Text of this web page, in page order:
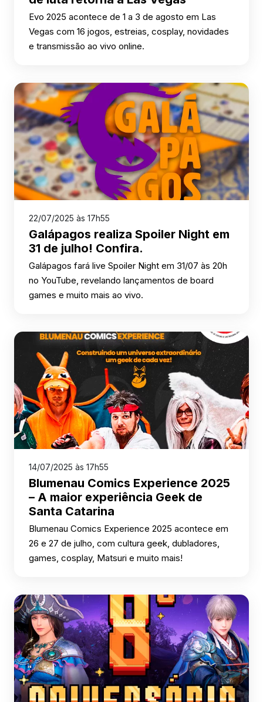
Evo 2025 acontece de 1 a 3 de agosto em Las
Vegas com 16 jogos, estreias, cosplay, novidades
e transmissão ao vivo online.
22/07/2025 às 17h55
Galápagos realiza Spoiler Night em
31 de julho! Confira.
Galápagos fará live Spoiler Night em 31/07 às 20h
no YouTube, revelando lançamentos de board
games e muito mais ao vivo.
14/07/2025 às 17h55
Blumenau Comics Experience 2025
– A maior experiência Geek de
Santa Catarina
Blumenau Comics Experience 2025 acontece em
26 e 27 de julho, com cultura geek, dubladores,
games, cosplay, Matsuri e muito mais!